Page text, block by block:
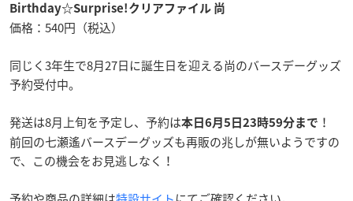
Birthday☆Surprise!クリアファイル 尚
価格：540円（税込）
同じく3年生で8月27日に誕生日を迎える尚のバースデーグッズ
予約受付中。
発送は8月上旬を予定し、予約は本日6月5日23時59分まで ！
前回の七瀬遙バースデーグッズも再販の兆しが無いようですの
で、この機会をお見逃しなく！